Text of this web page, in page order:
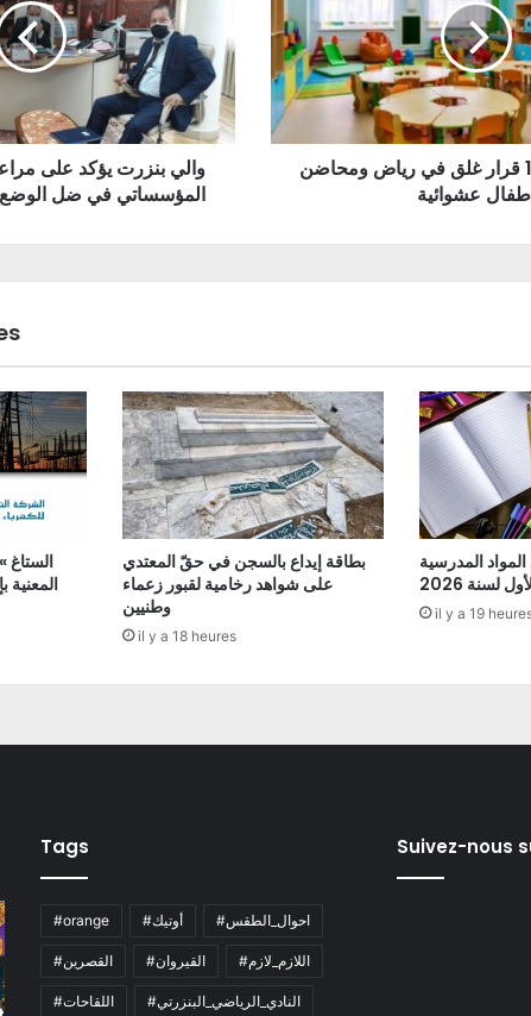
والي بنزرت يؤكد على
المؤسساتي في ضل الوضع
بنزرت: اصدار 14 قرار غلق في رياض ومحاضن
عشوائية
المعنية
بطاقة إيداع بالسجن في حقّ المعتدي
على شواهد رخامية لقبور زعماء
وطنيين
il y a 18 heures
من المواد المدرسية
لسنة 2026
il y a 19
Tags
#orange #أوتيك #احوال_الطقس
#القصرين #القيروان #اللازم_لازم
#اللقاحات #النادي_الرياضي_البنزرتي
Suivez-nous